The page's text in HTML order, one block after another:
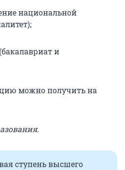
национальной
и
можно получить на
ступень высшего